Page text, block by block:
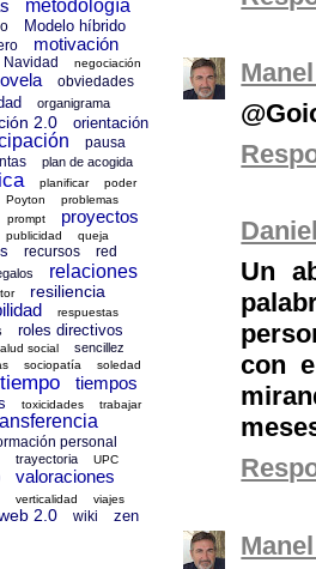
Un
con
metodología
Modelo híbrido
motivación
Navidad negociación
obviedades
organigrama
2.0
orientación
pausa
plan de acogida
planificar
poder
Poyton problemas
prompt proyectos
publicidad
queja
recursos red
relaciones
resiliencia
respuestas
roles directivos
social
sencillez
sociopatía soledad
tiempo
tiempos
toxicidades trabajar
personal
trayectoria
UPC
valoraciones
verticalidad
viajes
2.0 wiki zen